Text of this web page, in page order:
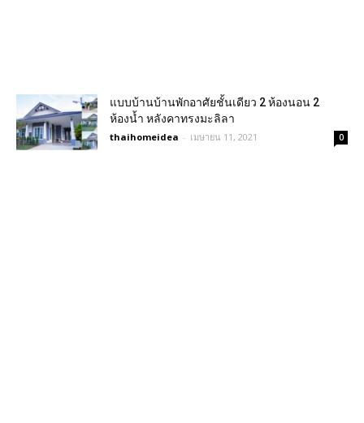
แบบบ้านบ้านพักอาศัยชั้นเดียว 2 ห้องนอน 2
ห้องน้ำ หลังคาทรงมะลิลา
thaihomeidea - เมษายน 11, 2021 0